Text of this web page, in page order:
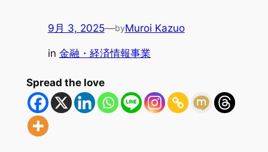
9月 3, 2025—byMuroi Kazuo
in 金融・経済情報事業
Spread the love